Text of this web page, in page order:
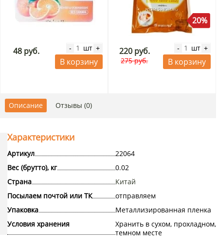
48 руб. - шт +
В корзину
20%
220 руб.
275 руб.
- шт +
В корзину
Описание Отзывы (0)
Характеристики
Артикул
22064
Вес (брутто), кг
0.02
Страна
Китай
Посылаем почтой или ТК
отправляем
Упаковка
Металлизированная пленка
Условия хранения
Хранить в сухом, прохладном,
темном месте